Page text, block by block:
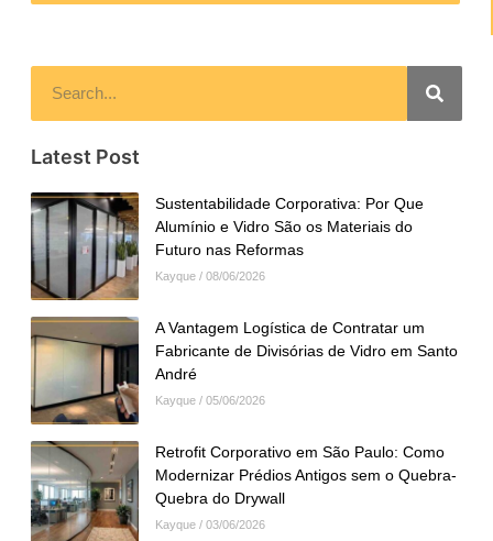
Latest Post
Sustentabilidade Corporativa: Por Que
Alumínio e Vidro São os Materiais do
Futuro nas Reformas
Kayque 08/06/2026
A Vantagem Logística de Contratar um
Fabricante de Divisórias de Vidro em Santo
André
Kayque 05/06/2026
Retrofit Corporativo em São Paulo: Como
Modernizar Prédios Antigos sem o Quebra-
Quebra do Drywall
Kayque 03/06/2026